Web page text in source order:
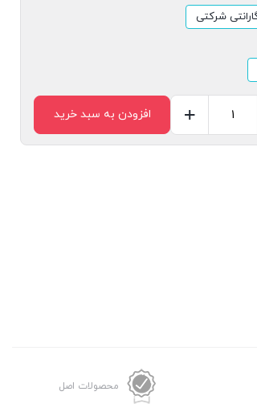
+ افزودن به سبد خرید
محصولات اصل